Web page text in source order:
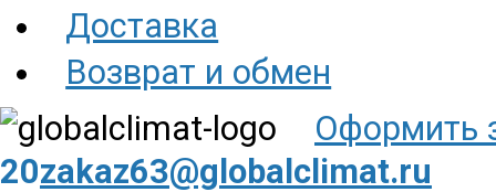
Доставка
Возврат и обмен
Оформить
20zakaz63@globalclimat.ru